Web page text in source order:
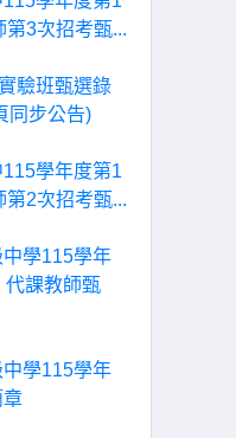
3次招考甄...
驗班甄選錄
同步公告)
學年度第1
2次招考甄...
學115學年
代課教師甄
學115學年
章